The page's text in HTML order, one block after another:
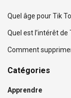
Quel âge pour Tik
Quel est l’intérêt de
Comment
Catégories
Apprendre